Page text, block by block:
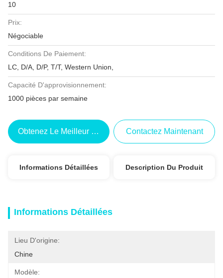
10
Prix:
Négociable
Conditions De Paiement:
LC, D/A, D/P, T/T, Western Union,
Capacité D'approvisionnement:
1000 pièces par semaine
Obtenez Le Meilleur Prix Contactez Maintenant
Informations Détaillées Description Du Produit
Informations Détaillées
Lieu D'origine:
Chine
Modèle: